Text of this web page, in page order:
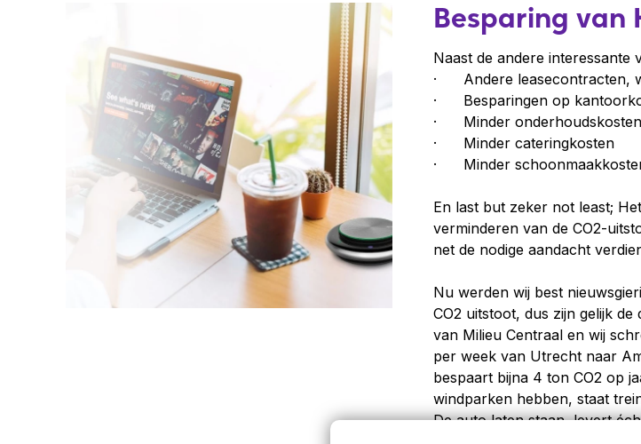
Besparing van
Naast de andere interessante
· Andere leasecontracten,
· Besparingen op
· Minder
· Minder cateringkosten
· Minder
En last but zeker not least; Het
verminderen van de CO2-
net de nodige aandacht
Nu werden wij best
CO2 uitstoot, dus zijn gelijk
van Milieu Centraal en wij
per week van Utrecht naar
bespaart bijna 4 ton CO2 op
windparken hebben, staat
De auto laten staan, levert